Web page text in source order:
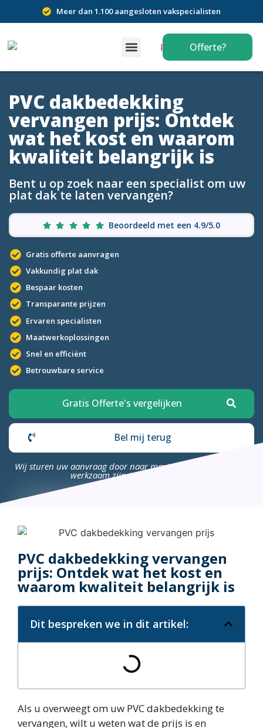
Meer dan 1.100 aangesloten vakspecialisten
Offerte?
PVC dakbedekking
vervangen prijs: Ontdek
wat het kost en waarom
kwaliteit belangrijk is
Bent u op zoek naar een specialist om uw
plat dak te laten vervangen?
Beoordeeld met een 4.9/5.0
Gratis offerte aanvragen
Vakkundig plat dak
Bespaar kosten
Transparante prijzen
Ervaren specialisten
Maatwerkoplossingen
Snel en efficiënt
Betrouwbare service
Gratis Offerte's vergelijken
Bel mij terug
Wij sturen uw aanvraag door naar maximaal 4 bedrijven die
werkzaam zijn in uw omgeving.
PVC dakbedekking vervangen
prijs: Ontdek wat het kost en
waarom kwaliteit belangrijk is
Dit bespreken we in dit artikel:
Als u overweegt om uw PVC dakbedekking te
vervangen, wilt u weten wat de prijs is en